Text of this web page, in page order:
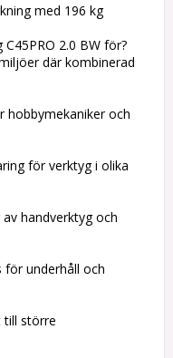
med 196 kg
2.0 BW för?
där kombinerad
hobbymekaniker och
för verktyg i olika
handverktyg och
för underhåll och
till större